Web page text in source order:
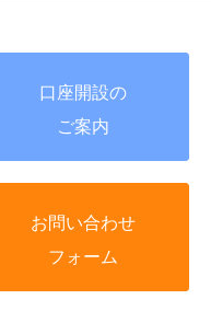
口座開設の
ご案内
お問い合わせ
フォーム